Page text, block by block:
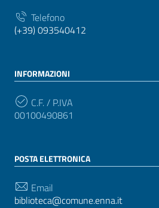
Telefono
(+39) 093540412
INFORMAZIONI
C.F. / P.IVA
00100490861
POSTA ELETTRONICA
Email
biblioteca@comune.enna.it